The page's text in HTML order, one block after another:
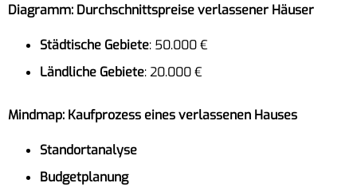
Diagramm: Durchschnittspreise verlassener Häuser
Städtische Gebiete: 50.000 €
Ländliche Gebiete: 20.000 €
Mindmap: Kaufprozess eines verlassenen Hauses
Standortanalyse
Budgetplanung